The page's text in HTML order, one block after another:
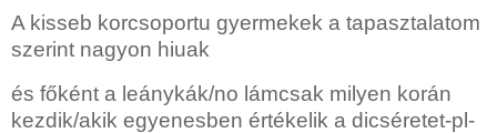
A kisseb korcsoportu gyermekek a tapasztalatom
szerint nagyon hiuak
és főként a leánykák/no lámcsak milyen korán
kezdik/akik egyenesben értékelik a dicséretet-pl-